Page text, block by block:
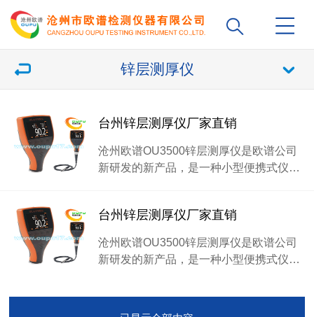
锌层测厚仪
台州锌层测厚仪厂家直销
沧州欧谱OU3500锌层测厚仪是欧谱公司
新研发的新产品，是一种小型便携式仪…
台州锌层测厚仪厂家直销
沧州欧谱OU3500锌层测厚仪是欧谱公司
新研发的新产品，是一种小型便携式仪…